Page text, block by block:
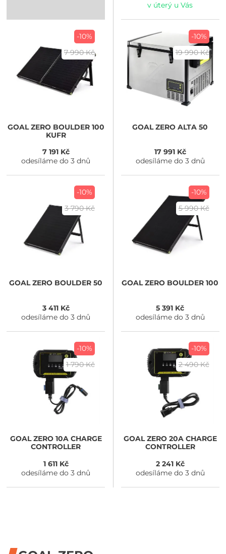
v úterý u Vás
-10%
7 990 Kč
GOAL ZEROBOULDER 100
KUFR
7 191 Kč
odesíláme do 3 dnů
-10%
19 990 Kč
GOAL ZERO ALTA 50
17 991 Kč
odesíláme do 3 dnů
-10%
3 790 Kč
GOAL ZERO BOULDER 50
3 411 Kč
odesíláme do 3 dnů
-10%
5 990 Kč
GOAL ZERO BOULDER 100
5 391 Kč
odesíláme do 3 dnů
-10%
1 790 Kč
GOAL ZERO10A CHARGE
CONTROLLER
1 611 Kč
odesíláme do 3 dnů
-10%
2 490 Kč
GOAL ZERO20A CHARGE
CONTROLLER
2 241 Kč
odesíláme do 3 dnů